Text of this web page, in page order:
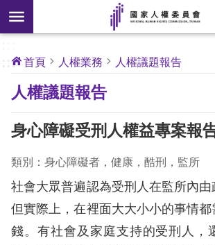
前往主要內容區塊
搜
尋
開
新
]
核
心
人
權
公
約
關
於
本
:::
首頁 人權業務 人權議題報告
人權議題報告
身心障礙受刑人權益專案報
類別：身心障礙者，健康，酷刑，監所
社會大眾普遍認為受刑人在監所內由
但實際上，在裡面大大小小的事情
錢。有社會及家庭支持的受刑人，